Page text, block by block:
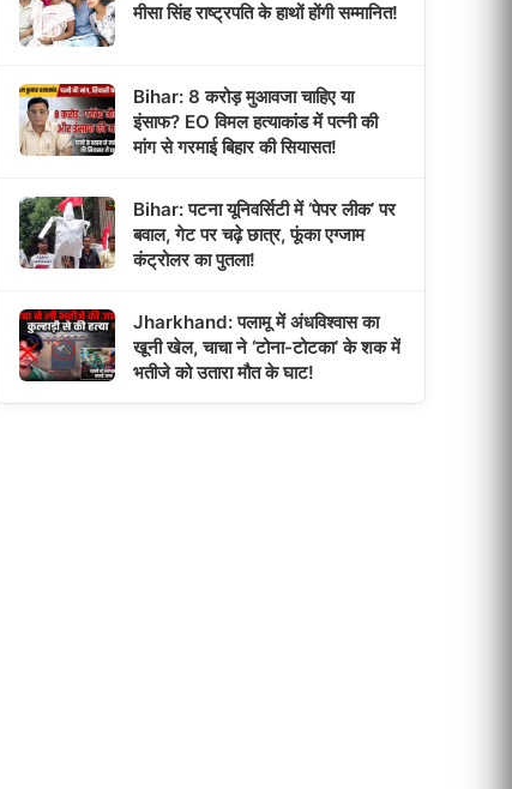
मीसा सिंह राष्ट्रपति के हाथों होंगी सम्मानित!
Bihar: 8 करोड़ मुआवजा चाहिए या
इंसाफ? EO विमल हत्याकांड में पत्नी की
मांग से गरमाई बिहार की सियासत!
Bihar: पटना यूनिवर्सिटी में ‘पेपर लीक’ पर
बवाल, गेट पर चढ़े छात्र, फूंका एग्जाम
कंट्रोलर का पुतला!
Jharkhand: पलामू में अंधविश्वास का
खूनी खेल, चाचा ने ‘टोना-टोटका’ के शक में
भतीजे को उतारा मौत के घाट!